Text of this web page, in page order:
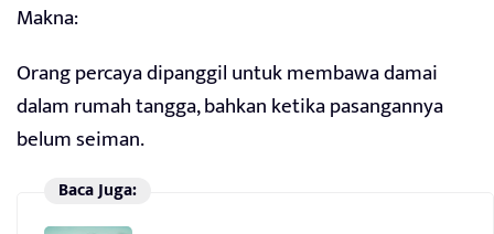
Makna:
Orang percaya dipanggil untuk membawa damai
dalam rumah tangga, bahkan ketika pasangannya
belum seiman.
Baca Juga: